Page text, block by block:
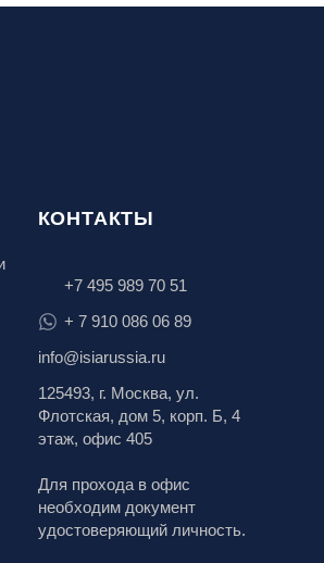
КОНТАКТЫ
+7 495 989 70 51
+ 7 910 086 06 89
info@isiarussia.ru
125493, г. Москва, ул.
Флотская, дом 5, корп. Б, 4
этаж, офис 405
Для прохода в офис
необходим документ
удостоверяющий личность.